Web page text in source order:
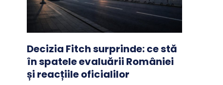
Decizia Fitch surprinde: ce stă
în spatele evaluării României
și reacțiile oficialilor